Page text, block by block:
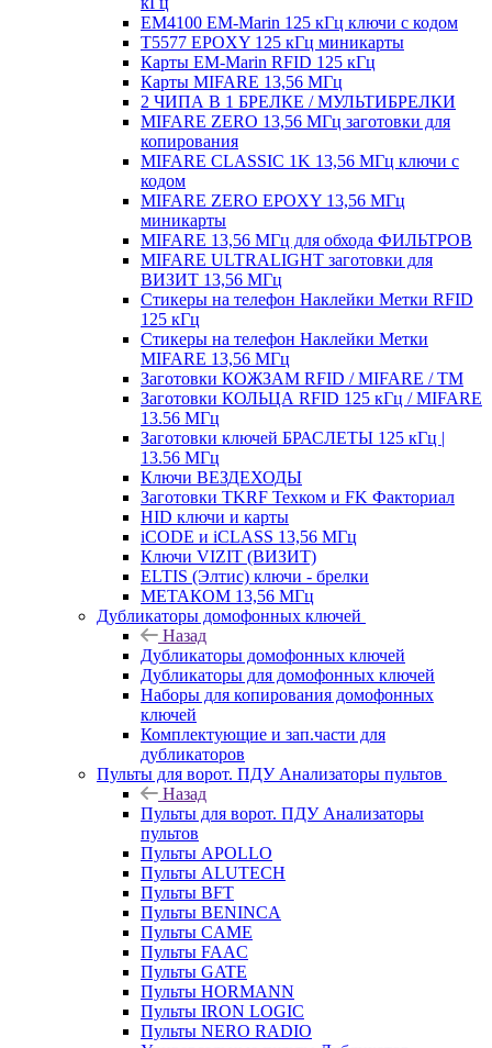
EM4100 EM-Marin 125 кГц ключи с кодом
T5577 EPOXY 125 кГц миникарты
Карты EM-Marin RFID 125 кГц
Карты MIFARE 13,56 МГц
2 ЧИПА В 1 БРЕЛКЕ / МУЛЬТИБРЕЛКИ
MIFARE ZERO 13,56 МГц заготовки для
копирования
MIFARE CLASSIC 1K 13,56 МГц ключи с
кодом
MIFARE ZERO EPOXY 13,56 МГц
миникарты
MIFARE 13,56 МГц для обхода ФИЛЬТРОВ
MIFARE ULTRALIGHT заготовки для
ВИЗИТ 13,56 МГц
Стикеры на телефон Наклейки Метки RFID
125 кГц
Стикеры на телефон Наклейки Метки
MIFARE 13,56 МГц
Заготовки КОЖЗАМ RFID / MIFARE / TM
Заготовки КОЛЬЦА RFID 125 кГц / MIFARE
13.56 МГц
Заготовки ключей БРАСЛЕТЫ 125 кГц |
13.56 МГц
Ключи ВЕЗДЕХОДЫ
Заготовки TKRF Техком и FK Факториал
HID ключи и карты
iCODE и iCLASS 13,56 МГц
Ключи VIZIT (ВИЗИТ)
ELTIS (Элтис) ключи - брелки
МЕТАКОМ 13,56 МГц
Дубликаторы домофонных ключей
Назад
Дубликаторы домофонных ключей
Дубликаторы для домофонных ключей
Наборы для копирования домофонных
ключей
Комплектующие и зап.части для
дубликаторов
Пульты для ворот. ПДУ Анализаторы пультов
Назад
Пульты для ворот. ПДУ Анализаторы
пультов
Пульты APOLLO
Пульты ALUTECH
Пульты BFT
Пульты BENINCA
Пульты CAME
Пульты FAAC
Пульты GATE
Пульты HORMANN
Пульты IRON LOGIC
Пульты NERO RADIO